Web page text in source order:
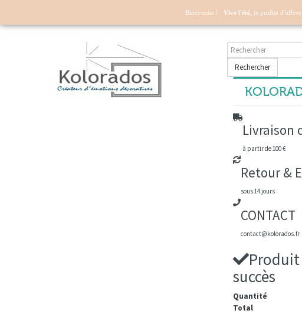
Rechercher
Livraison
à partir de 100 €
Retour &
sous 14 jours
CONTACT
contact@kolorados.fr
Produit
succès
Quantité
Total
Bienvenue ! Vive l'été , je profite